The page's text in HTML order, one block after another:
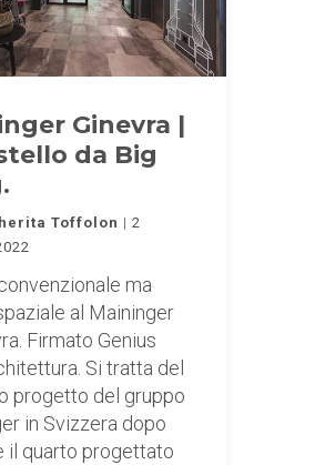
Ginevra |
da Big
Toffolon
2
ma
al Maininger
Firmato Genius
Si tratta del
progetto del gruppo
in Svizzera dopo
il quarto progettato